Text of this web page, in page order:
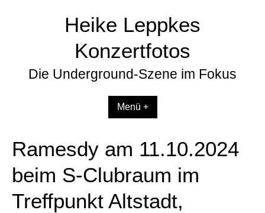
Heike Leppkes
Konzertfotos
Die Underground-Szene im Fokus
Menü +
Ramesdy am 11.10.2024
beim S-Clubraum im
Treffpunkt Altstadt,